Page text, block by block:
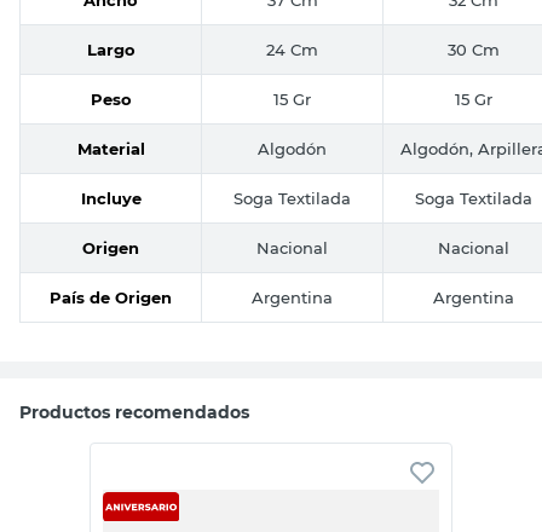
Largo 24 Cm 30 Cm
Peso 15 Gr 15 Gr
Material Algodón Algodón,
Incluye Soga Textilada Soga Textilada
Origen Nacional Nacional
País de Origen Argentina Argentina
Productos recomendados